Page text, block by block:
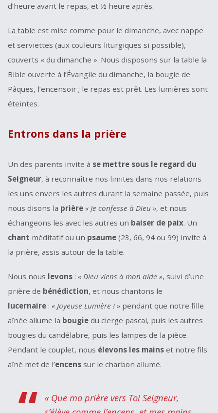
d’heure avant le repas, et ½ heure après.
La table est mise comme pour le dimanche, avec nappe
et serviettes (aux couleurs liturgiques si possible),
couverts « du dimanche ». Nous disposons sur la table la
Bible ouverte à l’Évangile du dimanche, la bougie de
Pâques, l’encensoir ; le repas est prêt. Les lumières sont
éteintes.
Entrons dans la prière
Un des parents invite à se mettre sous le regard du
Seigneur, à reconnaître nos limites dans nos relations
les uns envers les autres durant la semaine passée, puis
nous disons la prière « Je confesse à Dieu », et nous
échangeons les avec les autres un baiser de paix. Un
chant méditatif ou un psaume(23, 66, 94 ou 99) invite à
la prière, assis autour de la table.
Nous nous levons : « Dieu viens à mon aide », suivi d’une
prière de bénédiction, et nous chantons le
lucernaire : « Joyeuse Lumière ! »pendant que notre fille
aînée allume la bougiedu cierge pascal, puis les autres
bougies du candélabre, puis les lampes de la pièce.
Pendant le couplet, nous élevons les mainset notre fils
aîné met de l’encenssur le charbon allumé.
« Que ma prière vers Toi Seigneur,